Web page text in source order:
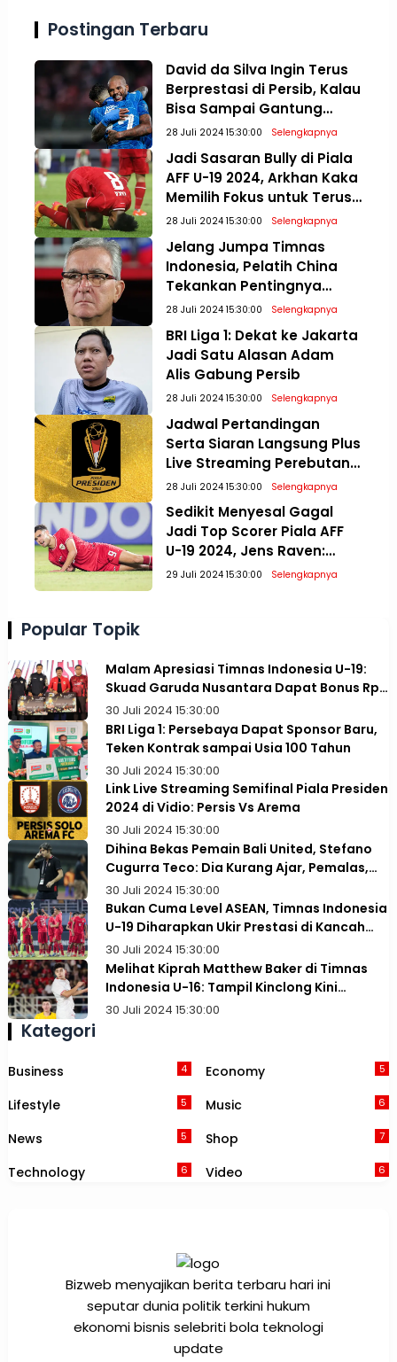
Umur
Terdampak
Postingan Terbaru
David da Silva Ingin Terus
Berprestasi di Persib, Kalau
Bisa Sampai Gantung
Sepatu
28 Juli 2024 15:30:00 Selengkapnya
Jadi Sasaran Bully di Piala
AFF U-19 2024, Arkhan Kaka
Memilih Fokus untuk Terus
Meningkatkan Diri
28 Juli 2024 15:30:00 Selengkapnya
Jelang Jumpa Timnas
Indonesia, Pelatih China
Tekankan Pentingnya
Mental Bertanding di
Kualifikasi Piala Dunia 2026
28 Juli 2024 15:30:00 Selengkapnya
BRI Liga 1: Dekat ke Jakarta
Jadi Satu Alasan Adam
Alis Gabung Persib
28 Juli 2024 15:30:00 Selengkapnya
Jadwal Pertandingan
Serta Siaran Langsung Plus
Live Streaming Perebutan
Posisi Tiga dan Final Piala
Presiden 2024
28 Juli 2024 15:30:00 Selengkapnya
Sedikit Menyesal Gagal
Jadi Top Scorer Piala AFF
U-19 2024, Jens Raven:
Paling Penting Juara!
29 Juli 2024 15:30:00 Selengkapnya
Popular Topik
Malam Apresiasi Timnas Indonesia U-19:
Skuad Garuda Nusantara Dapat Bonus Rp1
Miliar
30 Juli 2024 15:30:00
BRI Liga 1: Persebaya Dapat Sponsor Baru,
Teken Kontrak sampai Usia 100 Tahun
30 Juli 2024 15:30:00
Link Live Streaming Semifinal Piala Presiden
2024 di Vidio: Persis Vs Arema
30 Juli 2024 15:30:00
Dihina Bekas Pemain Bali United, Stefano
Cugurra Teco: Dia Kurang Ajar, Pemalas,
dan Tidak Paham Taktik
30 Juli 2024 15:30:00
Bukan Cuma Level ASEAN, Timnas Indonesia
U-19 Diharapkan Ukir Prestasi di Kancah
Asia
30 Juli 2024 15:30:00
Melihat Kiprah Matthew Baker di Timnas
Indonesia U-16: Tampil Kinclong Kini
Terancam Dibajak Australia
30 Juli 2024 15:30:00
Kategori
Business 4 Economy 5
Lifestyle 5 Music 6
News 5 Shop 7
Technology 6 Video 6
Bizweb menyajikan berita terbaru hari ini
seputar dunia politik terkini hukum
ekonomi bisnis selebriti bola teknologi
update